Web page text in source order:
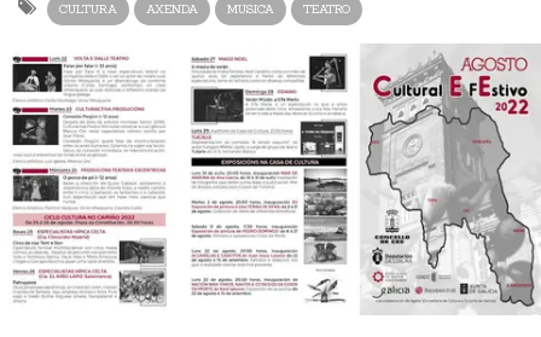
CULTURA AXENDA MUSICA TEATRO